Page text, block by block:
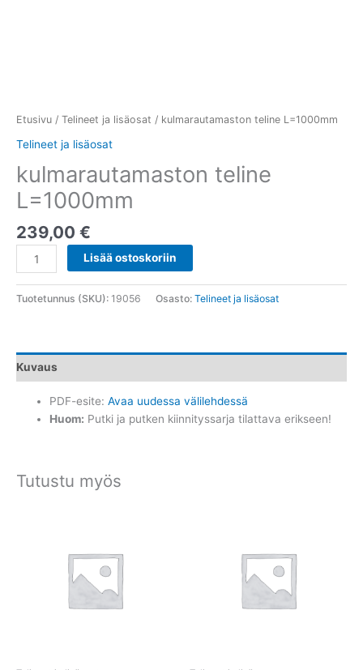
Etusivu / Telineet ja lisäosat / kulmarautamaston teline L=1000mm
Telineet ja lisäosat
kulmarautamaston teline
L=1000mm
239,00 €
Lisää ostoskoriin
Tuotetunnus (SKU): 19056 Osasto: Telineet ja lisäosat
Kuvaus
PDF-esite:Avaa uudessa välilehdessä
Huom: Putki ja putken kiinnityssarja tilattava erikseen!
Tutustu myös